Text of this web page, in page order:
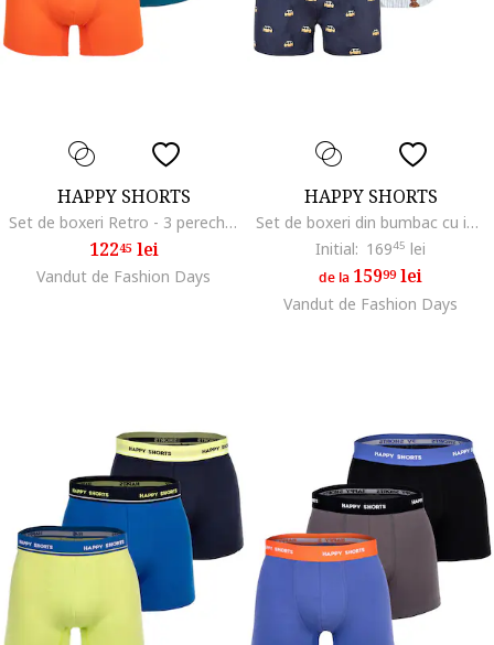
HAPPY SHORTS
Set de boxeri Retro - 3 perechi, Negru/Portocaliu/Turcoaz
12245lei
Vandut de Fashion Days
HAPPY SHORTS
Set de boxeri din bumbac cu imprimeu - 3 perechi, Maro/Galben/Albastru
Initial: 16945 lei
de la 15999lei
Vandut de Fashion Days